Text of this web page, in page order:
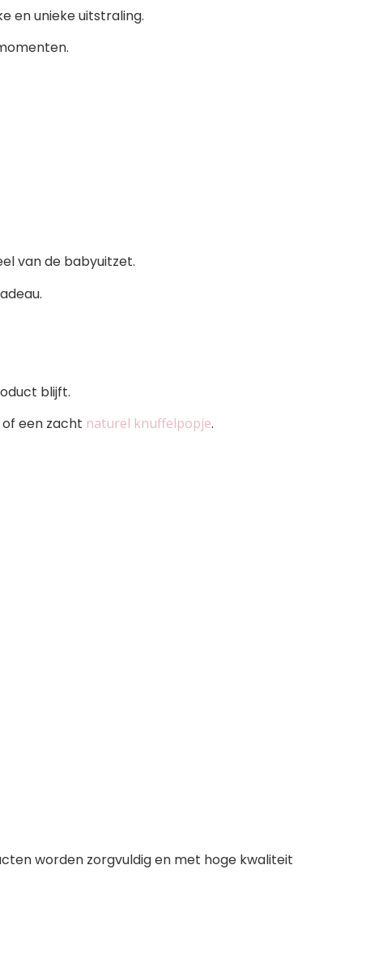
en unieke uitstraling.
van de babyuitzet.
blijft.
of een zacht naturel knuffelpopje.
worden zorgvuldig en met hoge kwaliteit